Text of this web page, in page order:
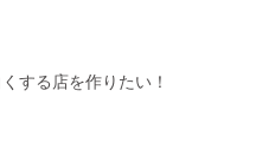
する店を作りたい！